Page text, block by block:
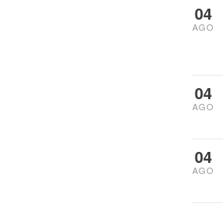
04
AGO
04
AGO
04
AGO